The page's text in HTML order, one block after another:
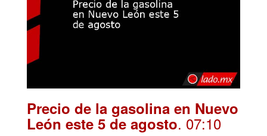
Precio de la gasolina en Nuevo
León este 5 de agosto. 07:10